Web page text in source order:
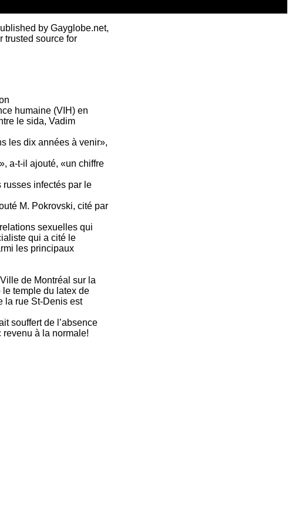
by Gayglobe.net,
trusted source for
humaine (VIH) en
le sida, Vadim
les dix années à venir»,
a-t-il ajouté, «un chiffre
russes infectés par le
M. Pokrovski, cité par
sexuelles qui
qui a cité le
les principaux
de Montréal sur la
temple du latex de
la rue St-Denis est
souffert de lʼabsence
revenu à la normale!